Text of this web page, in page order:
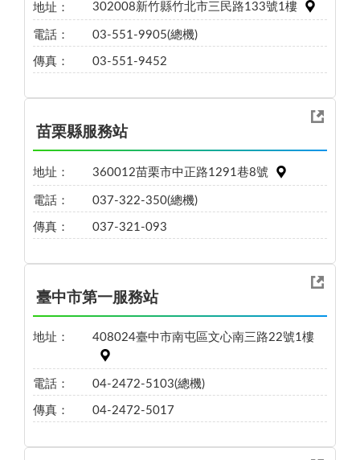
地址： 302008新竹縣竹北市三民路133號1樓
電話： 03-551-9905(總機)
傳真： 03-551-9452
苗栗縣服務站
地址： 360012苗栗市中正路1291巷8號
電話： 037-322-350(總機)
傳真： 037-321-093
臺中市第一服務站
地址： 408024臺中市南屯區文心南三路22號1樓
電話： 04-2472-5103(總機)
傳真： 04-2472-5017